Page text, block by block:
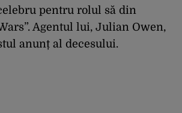
pentru rolul să din
Agentul lui, Julian Owen,
anunț al decesului.